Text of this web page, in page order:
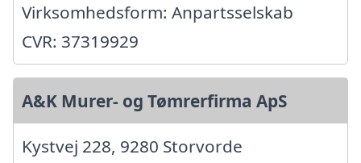
Virksomhedsform: Anpartsselskab
CVR: 37319929
A&K Murer- og Tømrerfirma ApS
Kystvej 228, 9280 Storvorde